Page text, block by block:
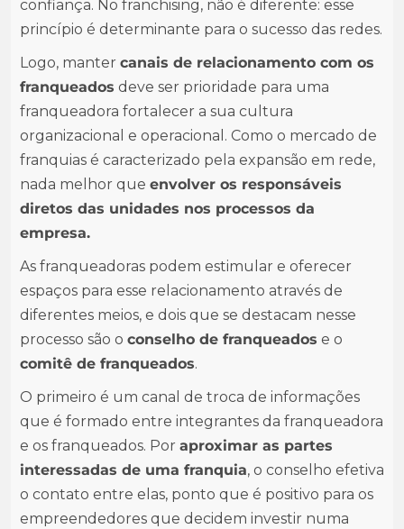
confiança. No franchising, não é diferente: esse
princípio é determinante para o sucesso das redes.
Logo, manter canais de relacionamento com os
franqueados deve ser prioridade para uma
franqueadora fortalecer a sua cultura
organizacional e operacional. Como o mercado de
franquias é caracterizado pela expansão em rede,
nada melhor que envolver os responsáveis
diretos das unidades nos processos da
empresa.
As franqueadoras podem estimular e oferecer
espaços para esse relacionamento através de
diferentes meios, e dois que se destacam nesse
processo são o conselho de franqueados e o
comitê de franqueados.
O primeiro é um canal de troca de informações
que é formado entre integrantes da franqueadora
e os franqueados. Por aproximar as partes
interessadas de uma franquia, o conselho efetiva
o contato entre elas, ponto que é positivo para os
empreendedores que decidem investir numa